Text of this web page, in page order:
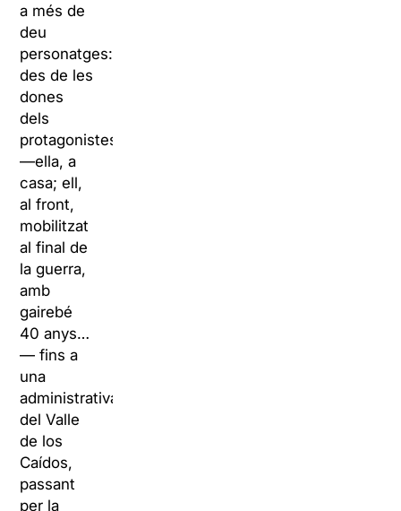
a més de
deu
personatges:
des de les
dones
dels
protagonistes
—ella, a
casa; ell,
al front,
mobilitzat
al final de
la guerra,
amb
gairebé
40 anys…
— fins a
una
administrativa
del Valle
de los
Caídos,
passant
per la